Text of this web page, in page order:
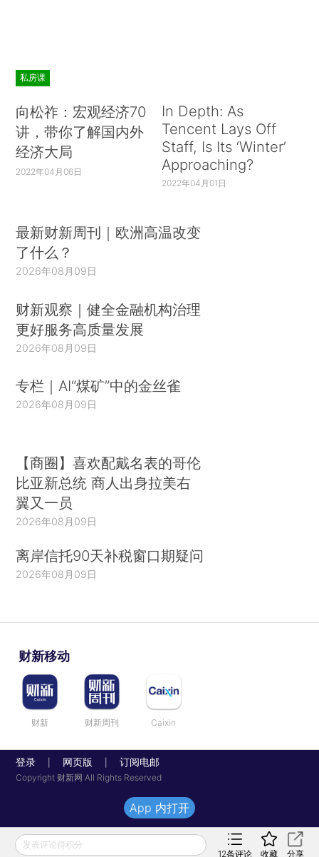
私房课
向松祚：宏观经济70
讲，带你了解国内外
经济大局
2022年04月06日
In Depth: As
Tencent Lays Off
Staff, Is Its ‘Winter’
Approaching?
2022年04月01日
最新财新周刊｜欧洲高温改变
了什么？
2026年08月09日
财新观察｜健全金融机构治理
更好服务高质量发展
2026年08月09日
专栏｜AI“煤矿”中的金丝雀
2026年08月09日
【商圈】喜欢配戴名表的哥伦
比亚新总统 商人出身拉美右
翼又一员
2026年08月09日
离岸信托90天补税窗口期疑问
2026年08月09日
财新移动
财新 财新周刊 Caixin
登录 网页版 订阅电邮
Copyright 财新网 All Rights Reserved
发表评论得积分
12条评论 收藏 分享
App 内打开